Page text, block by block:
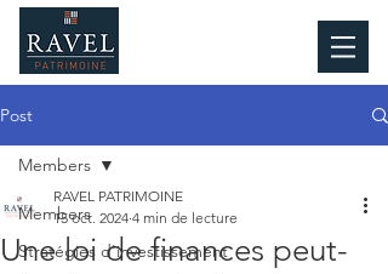
Post
Members
Stratégies d'investissement
Members
Une loi de finances peut-
RAVEL PATRIMOINE
15 oct. 2024 4 min de lecture